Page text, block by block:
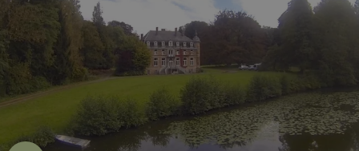
Dies ist ein
umweltschonendes
Naturhäuschen